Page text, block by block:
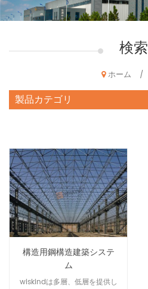
検索
ホーム /
製品カテゴリ
構造用鋼構造建築システ
ム
wiskindは多層、低層を提供し